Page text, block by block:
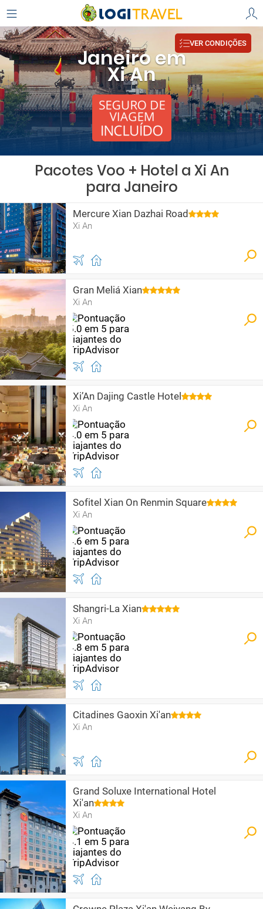
Janeiro em
Xi An
VER CONDIÇÕES
Pacotes Voo + Hotel a Xi An
para Janeiro
Mercure Xian Dazhai Road
Xi An
Gran Meliá Xian
Xi An
Xi’An Dajing Castle Hotel
Xi An
Sofitel Xian On Renmin Square
Xi An
Shangri-La Xian
Xi An
Citadines Gaoxin Xi'an
Xi An
Grand Soluxe International Hotel
Xi'an
Xi An